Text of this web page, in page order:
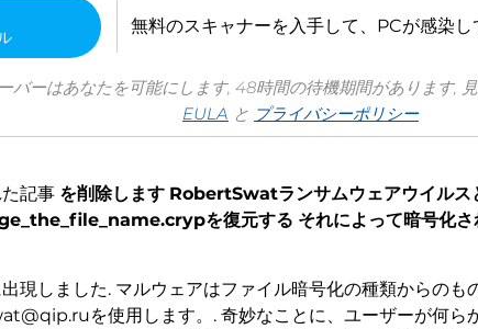
無料のスキャナーを入手して、PCが感染
バーはあなたを可能にします, 48時間の待機期間があります,
EULA と プライバシーポリシー
記事 を削除します RobertSwatランサムウェアウイルス
を復元する それによって暗号化さ
現しました. マルウェアはファイル暗号化の種類からのも
を使用します。. 奇妙なことに、ユーザーが何ら